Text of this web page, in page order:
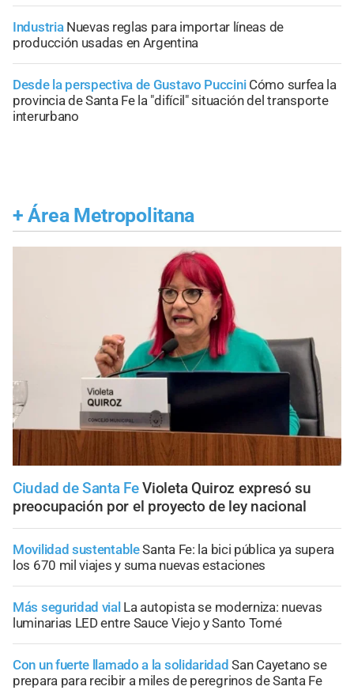
Industria Nuevas reglas para importar líneas de
producción usadas en Argentina
Desde la perspectiva de Gustavo Puccini Cómo surfea la
provincia de Santa Fe la "difícil" situación del transporte
interurbano
+ Área Metropolitana
Ciudad de Santa Fe Violeta Quiroz expresó su
preocupación por el proyecto de ley nacional
Movilidad sustentableSanta Fe: la bici pública ya supera
los 670 mil viajes y suma nuevas estaciones
Más seguridad vial La autopista se moderniza: nuevas
luminarias LED entre Sauce Viejo y Santo Tomé
Con un fuerte llamado a la solidaridad San Cayetano se
prepara para recibir a miles de peregrinos de Santa Fe